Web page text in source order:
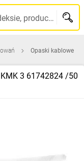
Szukaj po nazwie, indeksie, producencie, kodzie kreskowym...
Opaski kablowe
3 61742824 /50